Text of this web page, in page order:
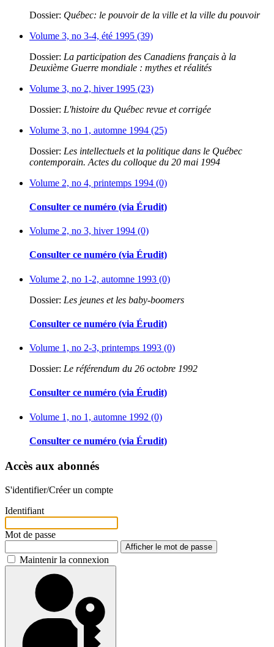
Dossier: Québec: le pouvoir de la ville et la ville du pouvoir
Volume 3, no 3-4, été 1995 (39)
Dossier: La participation des Canadiens français à la
Deuxième Guerre mondiale : mythes et réalités
Volume 3, no 2, hiver 1995 (23)
Dossier: L'histoire du Québec revue et corrigée
Volume 3, no 1, automne 1994 (25)
Dossier: Les intellectuels et la politique dans le Québec
contemporain. Actes du colloque du 20 mai 1994
Volume 2, no 4, printemps 1994 (0)
Consulter ce numéro (via Érudit)
Volume 2, no 3, hiver 1994 (0)
Consulter ce numéro (via Érudit)
Volume 2, no 1-2, automne 1993 (0)
Dossier: Les jeunes et les baby-boomers
Consulter ce numéro (via Érudit)
Volume 1, no 2-3, printemps 1993 (0)
Dossier: Le référendum du 26 octobre 1992
Consulter ce numéro (via Érudit)
Volume 1, no 1, automne 1992 (0)
Consulter ce numéro (via Érudit)
Accès aux abonnés
S'identifier/Créer un compte
Identifiant
Mot de passe
Afficher le mot de passe
Maintenir la connexion